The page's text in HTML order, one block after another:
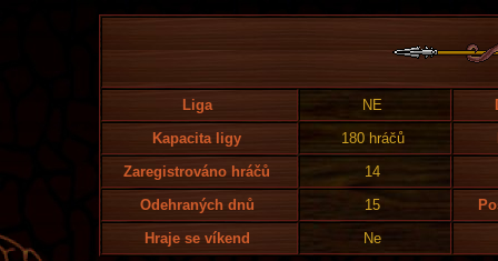
Liga NE
Kapacita ligy
180 hráčů
Zaregistrováno hráčů
14
Odehraných dnů
15
Hraje se víkend
Ne